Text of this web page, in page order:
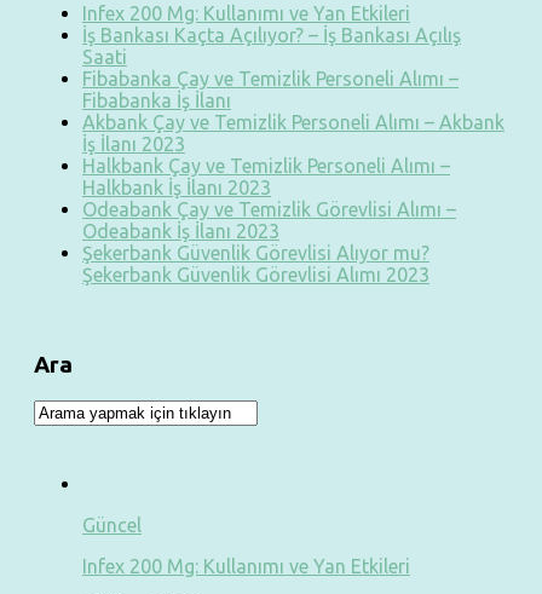
Infex 200 Mg: Kullanımı ve Yan Etkileri
İş Bankası Kaçta Açılıyor? – İş Bankası Açılış
Saati
Fibabanka Çay ve Temizlik Personeli Alımı –
Fibabanka İş İlanı
Akbank Çay ve Temizlik Personeli Alımı – Akbank
İş İlanı 2023
Halkbank Çay ve Temizlik Personeli Alımı –
Halkbank İş İlanı 2023
Odeabank Çay ve Temizlik Görevlisi Alımı –
Odeabank İş İlanı 2023
Şekerbank Güvenlik Görevlisi Alıyor mu?
Şekerbank Güvenlik Görevlisi Alımı 2023
Ara
Güncel
Infex 200 Mg: Kullanımı ve Yan Etkileri